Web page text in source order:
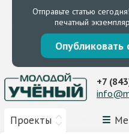
Отправьте статью сегодня!
печатный
Опубликовать
Проекты
+7